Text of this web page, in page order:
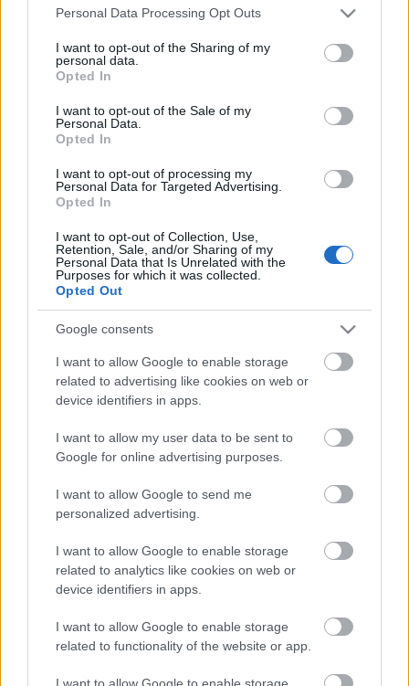
Please note that this website/app uses one or more Google
not limited to your visit or usage behaviour. You may click to
grant or deny consent to Google and its third-party tags to
use your data for below specified purposes in below Google
consent section.
Personal Data Processing Opt Outs
I want to opt-out of the Sharing of my
personal data.
Opted In
I want to opt-out of the Sale of my
Personal Data.
Opted In
I want to opt-out of processing my
Personal Data for Targeted Advertising.
Opted In
I want to opt-out of Collection, Use,
Retention, Sale, and/or Sharing of my
Personal Data that Is Unrelated with the
Purposes for which it was collected.
Opted Out
Google consents
I want to allow Google to enable storage
related to advertising like cookies on web or
device identifiers in apps.
I want to allow my user data to be sent to
Google for online advertising purposes.
I want to allow Google to send me
personalized advertising.
I want to allow Google to enable storage
related to analytics like cookies on web or
device identifiers in apps.
I want to allow Google to enable storage
related to functionality of the website or app.
I want to allow Google to enable storage
gyógyszertárban
Meskó Berci•2010. május 26.
A személyre szabott vagy másnéven direct-to-
consumer genomika lényege, hogy nyálmintát
küldünk a laborba, ahol megelemzik a DNS-ünket,
amiből levonnak olyan következtetéseket, hogy
melyik betegségre milyen hajlammal rendelkezünk.
Ezt csinálja a Navigenics, 23andMe és Pathway…
A személyre szabott genetika hírei
Meskó Berci•2010. március 05.
Egyre több olyan hír lát napvilágot, hogy a genetikai
tesztekkel foglalkozó cégek, mint az óriás Myriad,
nem egészen fedik fel a valóságot, amikor
eredményeket publikálnak. Legutóbb a Yale
genetikusai azon kapták a Myriadot, hogy nem
megfelelően reprezentálják a genetikus…
kegyetlen orvosok
Megterhelő az orvosi ügyelet, mivel emelkedik a
szívműködés. Nem meglepő, de mégis először
sikerült ezt ilyen részletesen dokumentálni. Interjút